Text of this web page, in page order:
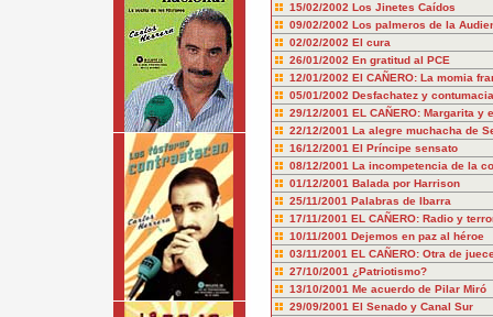
15/02/2002 Los Jinetes Caídos
09/02/2002 Los palmeros de la
02/02/2002 El cura
26/01/2002 En gratitud al PCE
12/01/2002 El CAÑERO: La momia
05/01/2002 Desfachatez y contumacia
29/12/2001 EL CAÑERO: Margarita y
22/12/2001 La alegre muchacha de
16/12/2001 El Príncipe sensato
08/12/2001 La incompetencia de la
01/12/2001 Balada por Harrison
25/11/2001 Palabras de Ibarra
17/11/2001 EL CAÑERO: Radio y
10/11/2001 Dejemos en paz al héroe
03/11/2001 EL CAÑERO: Otra de
27/10/2001 ¿Patriotismo?
13/10/2001 Me acuerdo de Pilar Miró
29/09/2001 El Senado y Canal Sur